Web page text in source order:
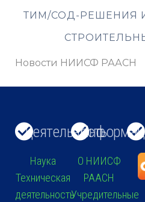
ТИМ/СОД-РЕШЕНИЯ
Новости НИИСФ РААСН
Деятельность
Наука
Техническая
деятельность
О НИИСФ
РААСН
Учредительные